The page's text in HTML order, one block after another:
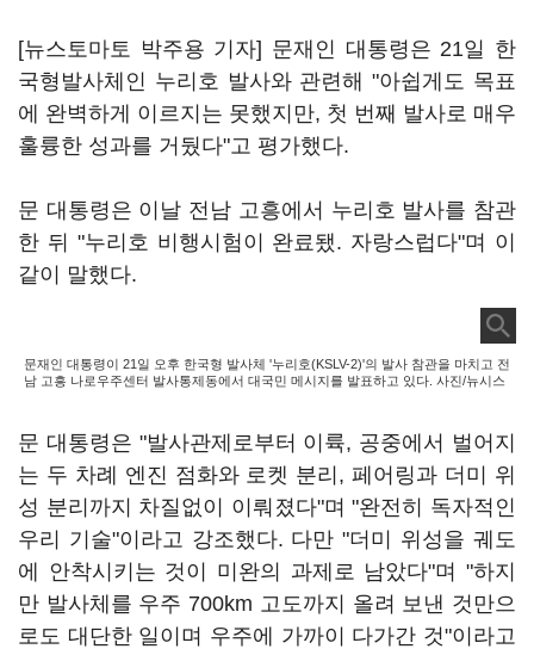
[뉴스토마토 박주용 기자] 문재인 대통령은 21일 한
국형발사체인 누리호 발사와 관련해 "아쉽게도 목표
에 완벽하게 이르지는 못했지만, 첫 번째 발사로 매우
훌륭한 성과를 거뒀다"고 평가했다.
문 대통령은 이날 전남 고흥에서 누리호 발사를 참관
한 뒤 "누리호 비행시험이 완료됐. 자랑스럽다"며 이
같이 말했다.
문재인 대통령이 21일 오후 한국형 발사체 '누리호(KSLV-2)'의 발사 참관을 마치고 전
남 고흥 나로우주센터 발사통제동에서 대국민 메시지를 발표하고 있다. 사진/뉴시스
문 대통령은 "발사관제로부터 이륙, 공중에서 벌어지
는 두 차례 엔진 점화와 로켓 분리, 페어링과 더미 위
성 분리까지 차질없이 이뤄졌다"며 "완전히 독자적인
우리 기술"이라고 강조했다. 다만 "더미 위성을 궤도
에 안착시키는 것이 미완의 과제로 남았다"며 "하지
만 발사체를 우주 700km 고도까지 올려 보낸 것만으
로도 대단한 일이며 우주에 가까이 다가간 것"이라고